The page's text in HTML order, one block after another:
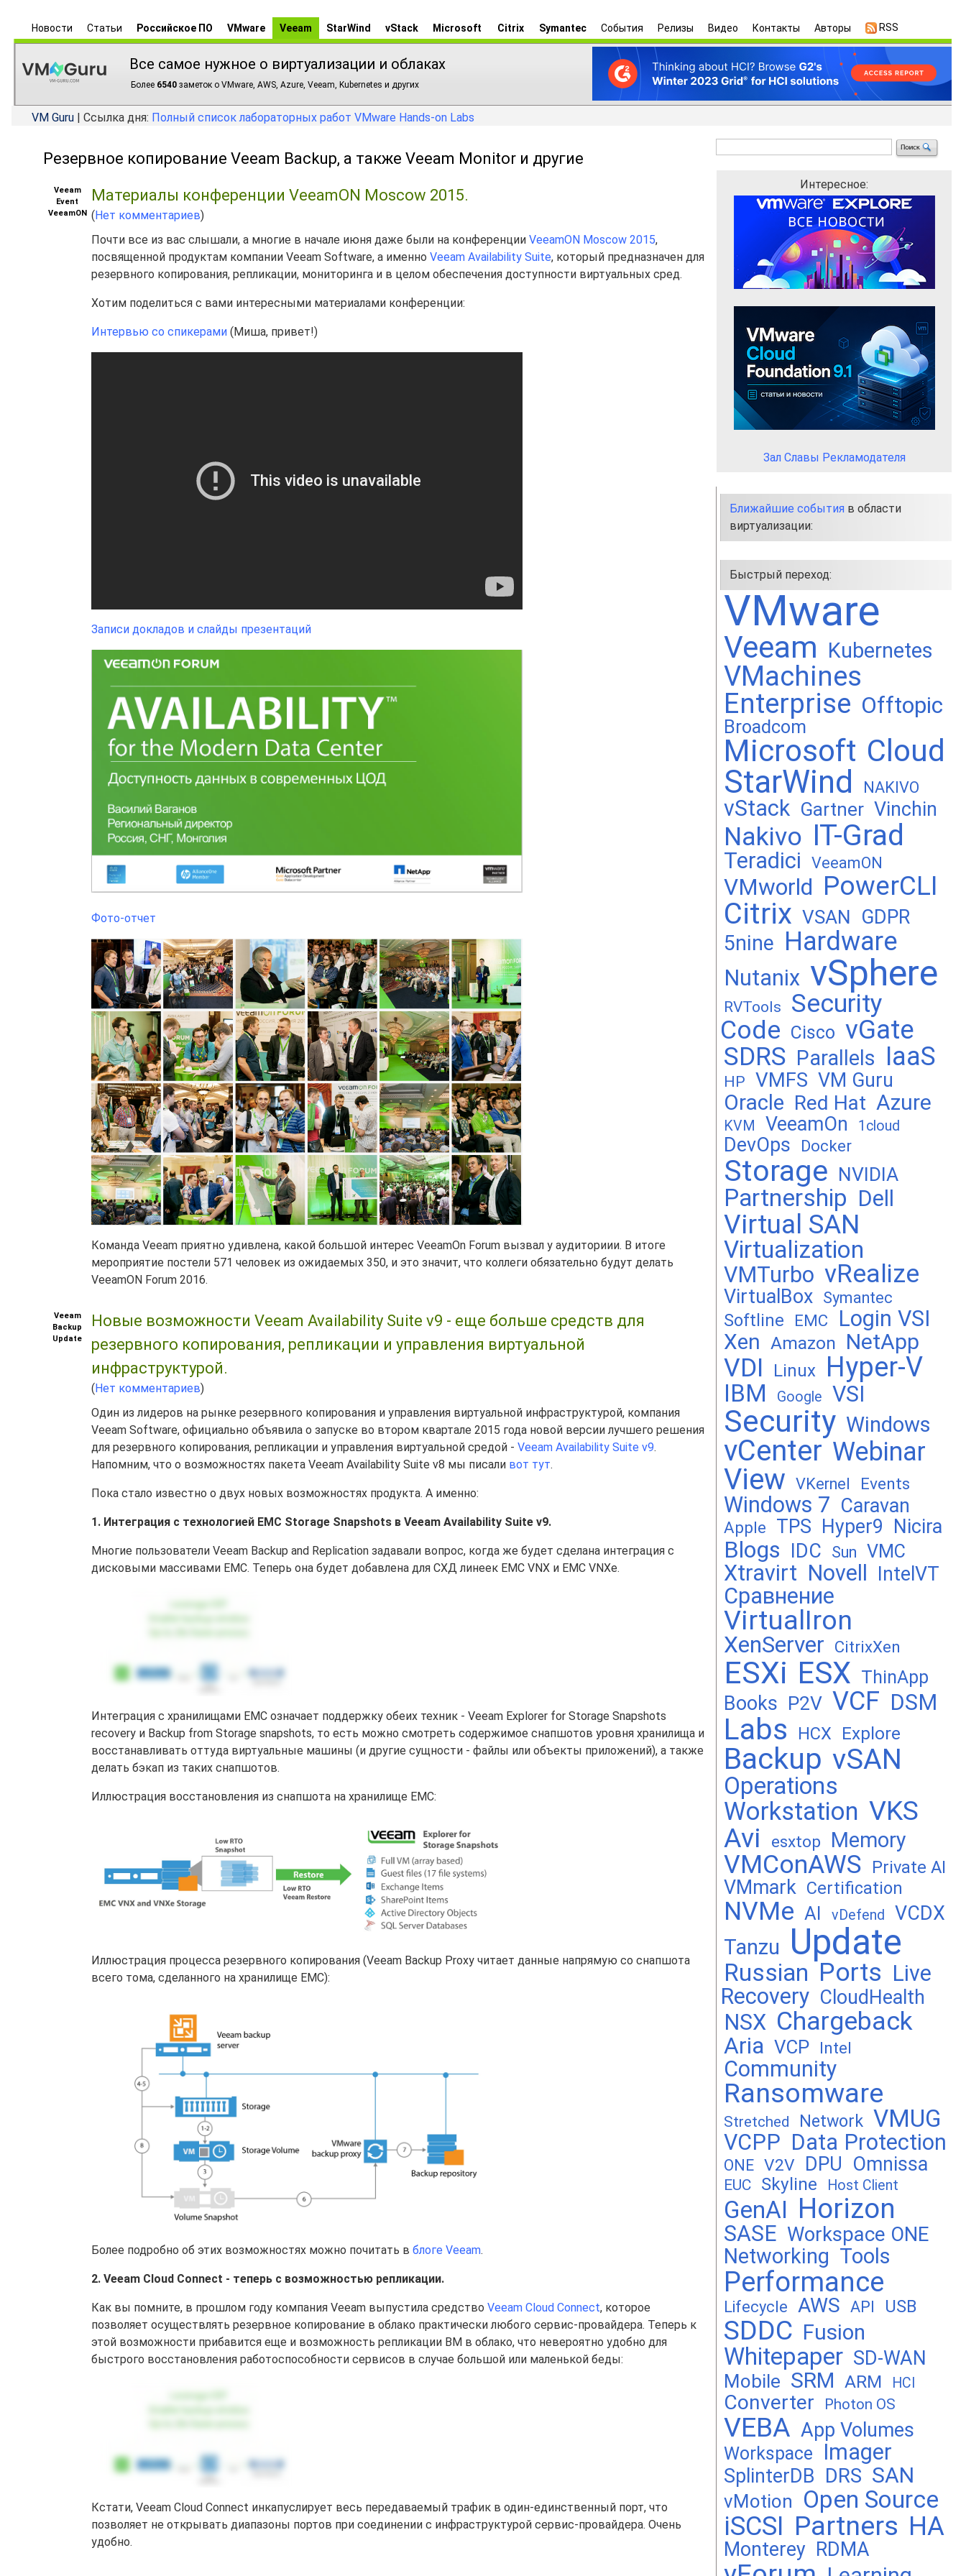
Новости Статьи Российское ПО VMware Veeam StarWind vStack Microsoft Citrix Symantec События Релизы Видео Контакты Авторы RSS
Все самое нужное о виртуализации и облаках
Более 6540 заметок о VMware, AWS, Azure, Veeam, Kubernetes и других
VM Guru | Ссылка дня: Полный список лабораторных работ VMware Hands-on Labs
Резервное копирование Veeam Backup, а также Veeam Monitor и другие
Veeam
Event
VeeamON
Материалы конференции VeeamON Moscow 2015.
(Нет комментариев)
Почти все из вас слышали, а многие в начале июня даже были на конференции VeeamON Moscow 2015,
посвященной продуктам компании Veeam Software, а именно Veeam Availability Suite, который предназначен для
резервного копирования, репликации, мониторинга и в целом обеспечения доступности виртуальных сред.
Хотим поделиться с вами интересными материалами конференции:
Интервью со спикерами (Миша, привет!)
Записи докладов и слайды презентаций
Фото-отчет
Команда Veeam приятно удивлена, какой большой интерес VeeamOn Forum вызвал у аудиториии. В итоге
мероприятие постели 571 человек из ожидаемых 350, и это значит, что коллеги обязательно будут делать
VeeamON Forum 2016.
Veeam
Backup
Update
Новые возможности Veeam Availability Suite v9 - еще больше средств для
резервного копирования, репликации и управления виртуальной
инфраструктурой.
(Нет комментариев)
Один из лидеров на рынке резервного копирования и управления виртуальной инфраструктурой, компания
Veeam Software, официально объявила о запуске во втором квартале 2015 года новой версии лучшего решения
для резервного копирования, репликации и управления виртуальной средой - Veeam Availability Suite v9.
Напомним, что о возможностях пакета Veeam Availability Suite v8 мы писали вот тут.
Пока стало известно о двух новых возможностях продукта. А именно:
1. Интеграция с технологией EMC Storage Snapshots в Veeam Availability Suite v9.
Многие пользователи Veeam Backup and Replication задавали вопрос, когда же будет сделана интеграция с
дисковыми массивами EMC. Теперь она будет добавлена для СХД линеек EMC VNX и EMC VNXe.
Интеграция с хранилищами EMC означает поддержку обеих техник - Veeam Explorer for Storage Snapshots
recovery и Backup from Storage snapshots, то есть можно смотреть содержимое снапшотов уровня хранилища и
восстанавливать оттуда виртуальные машины (и другие сущности - файлы или объекты приложений), а также
делать бэкап из таких снапшотов.
Иллюстрация восстановления из снапшота на хранилище EMC:
Иллюстрация процесса резервного копирования (Veeam Backup Proxy читает данные напрямую со снапшота
всего тома, сделанного на хранилище EMC):
Более подробно об этих возможностях можно почитать в блоге Veeam.
2. Veeam Cloud Connect - теперь с возможностью репликации.
Как вы помните, в прошлом году компания Veeam выпустила средство Veeam Cloud Connect, которое
позволяет осуществлять резервное копирование в облако практически любого сервис-провайдера. Теперь к
этой возможности прибавится еще и возможность репликации ВМ в облако, что невероятно удобно для
быстрого восстановления работоспособности сервисов в случае большой или маленькой беды:
Кстати, Veeam Cloud Connect инкапуслирует весь передаваемый трафик в один-единственный порт, что
позволяет не открывать диапазоны портов при соединении с инфраструктурой сервис-провайдера. Очень
удобно.
Интересное:
Зал Славы Рекламодателя
Ближайшие события в области
виртуализации:
Быстрый переход:
VMware
Veeam Kubernetes
VMachines
Enterprise Offtopic
Broadcom
Microsoft Cloud
StarWind NAKIVO
vStack Gartner Vinchin
Nakivo IT-Grad
Teradici VeeamON
VMworld PowerCLI
Citrix VSAN GDPR
5nine Hardware
Nutanix vSphere
RVTools
Security
Code Cisco vGate
SDRS Parallels IaaS
HP VMFS VM Guru
Oracle Red Hat Azure
KVM VeeamOn 1cloud
DevOps Docker
Storage NVIDIA
Partnership Dell
Virtual SAN
Virtualization
VMTurbo vRealize
VirtualBox Symantec
Softline EMC
Login VSI
Xen Amazon NetApp
VDI Linux Hyper-V
IBM Google VSI
Security Windows
vCenter Webinar
View VKernel Events
Windows 7 Caravan
Apple TPS Hyper9 Nicira
Blogs IDC Sun VMC
Xtravirt Novell IntelVT
Сравнение
VirtualIron
XenServer CitrixXen
ESXi ESX ThinApp
Books P2V VCF DSM
Labs HCX Explore
Backup vSAN
Operations
Workstation VKS
Avi
esxtop Memory
VMConAWS Private AI
VMmark Certification
NVMe AI vDefend VCDX
Tanzu Update
Russian Ports Live
Recovery CloudHealth
NSX Chargeback
Aria VCP Intel
Community
Ransomware
Stretched Network VMUG
VCPP Data Protection
ONE V2V DPU Omnissa
EUC Skyline Host Client
GenAI Horizon
SASE Workspace ONE
Networking Tools
Performance
Lifecycle AWS API USB
SDDC Fusion
Whitepaper SD-WAN
Mobile SRM ARM HCI
Converter Photon OS
VEBA App Volumes
Workspace Imager
SplinterDB DRS SAN
vMotion Open Source
iSCSI Partners HA
Monterey RDMA